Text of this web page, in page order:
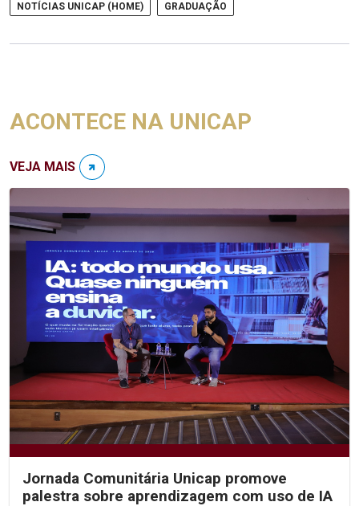
NOTÍCIAS UNICAP (HOME) GRADUAÇÃO
ACONTECE NA UNICAP
VEJA MAIS
Jornada Comunitária Unicap promove
palestra sobre aprendizagem com uso de IA